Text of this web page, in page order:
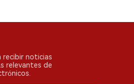
recibir noticias
relevantes de